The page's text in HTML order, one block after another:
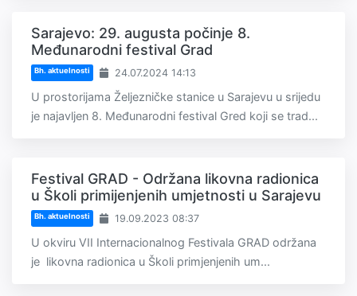
Sarajevo: 29. augusta počinje 8.
Međunarodni festival Grad
Bh. aktuelnosti 24.07.2024 14:13
U prostorijama Željezničke stanice u Sarajevu u srijedu
je najavljen 8. Međunarodni festival Gred koji se trad...
Festival GRAD - Održana likovna radionica
u Školi primijenjenih umjetnosti u Sarajevu
Bh. aktuelnosti 19.09.2023 08:37
U okviru VII Internacionalnog Festivala GRAD održana
je likovna radionica u Školi primjenjenih um...